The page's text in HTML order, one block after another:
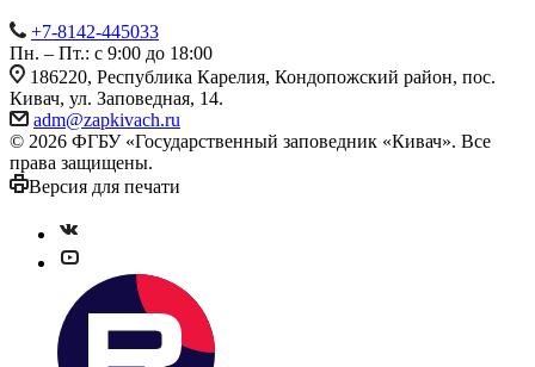
+7-8142-445033
Пн. – Пт.: с 9:00 до 18:00
186220, Республика Карелия, Кондопожский район, пос.
Кивач, ул. Заповедная, 14.
adm@zapkivach.ru
© 2026 ФГБУ «Государственный заповедник «Кивач». Все
права защищены.
Версия для печати